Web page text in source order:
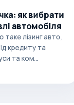
як вибрати
автомобіля
лізинг авто,
кредиту та
та ком...